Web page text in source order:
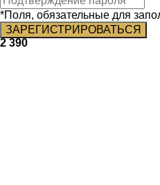
2 390
*Поля, обязательные для